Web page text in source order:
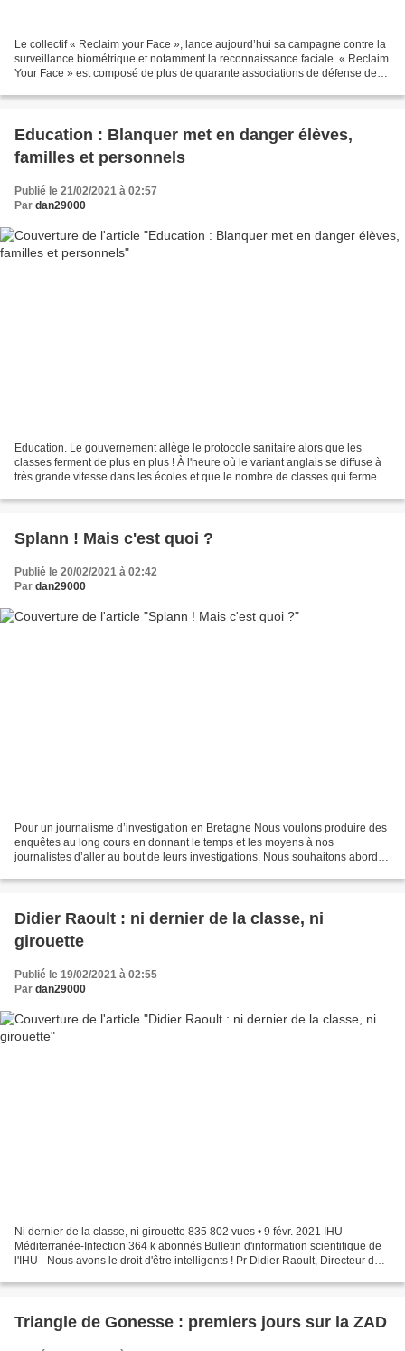
Le collectif « Reclaim your Face », lance aujourd’hui sa campagne contre la
surveillance biométrique et notamment la reconnaissance faciale. « Reclaim
Your Face » est composé de plus de quarante associations de défense des
Education : Blanquer met en danger élèves,
familles et personnels
Publié le 21/02/2021 à 02:57
Par dan29000
Education. Le gouvernement allège le protocole sanitaire alors que les
classes ferment de plus en plus ! À l'heure où le variant anglais se diffuse à
très grande vitesse dans les écoles et que le nombre de classes qui ferme
Splann ! Mais c'est quoi ?
Publié le 20/02/2021 à 02:42
Par dan29000
Pour un journalisme d’investigation en Bretagne Nous voulons produire des
enquêtes au long cours en donnant le temps et les moyens à nos
journalistes d’aller au bout de leurs investigations. Nous souhaitons aborder
Didier Raoult : ni dernier de la classe, ni
girouette
Publié le 19/02/2021 à 02:55
Par dan29000
Ni dernier de la classe, ni girouette 835 802 vues • 9 févr. 2021 IHU
Méditerranée-Infection 364 k abonnés Bulletin d'information scientifique de
l'IHU - Nous avons le droit d'être intelligents ! Pr Didier Raoult, Directeur de
Triangle de Gonesse : premiers jours sur la ZAD